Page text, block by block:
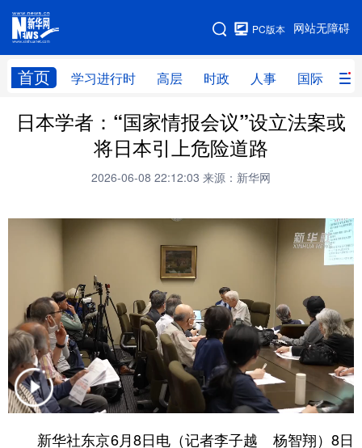
网站无障碍
PC版本
首页 学习进行时 高层 时政 人事 国际 财
网站地图
学习进行时 高层 时政 人事
财经 网评
科创 量子
访谈 图片
法律 中央文件 金融 汽车
食品 人居 信息化 数字经济
学术中国 乡村振兴 溯源中国
日本学者：“国家情报会议”设立法案或
将日本引上危险道路
2026-06-08 22:12:03 来源：新华网
新华社东京6月8日电（记者李子越 杨智翔）8日